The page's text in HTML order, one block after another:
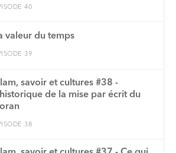
40
valeur du temps
39
savoir et cultures #38 -
de la mise par écrit du
38